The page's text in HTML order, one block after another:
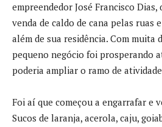
empreendedor José Francisco
venda de caldo de cana pelas ruas
além de sua residência. Com muita
pequeno negócio foi prosperando
poderia ampliar o ramo de
Foi aí que começou a engarrafar e
Sucos de laranja, acerola, caju,